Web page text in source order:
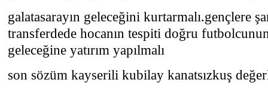
galatasarayın geleceğini kurtarmalı.gençlere
transferdede hocanın tespiti doğru
geleceğine yatırım yapılmalı
son sözüm kayserili kubilay kanatsızkuş